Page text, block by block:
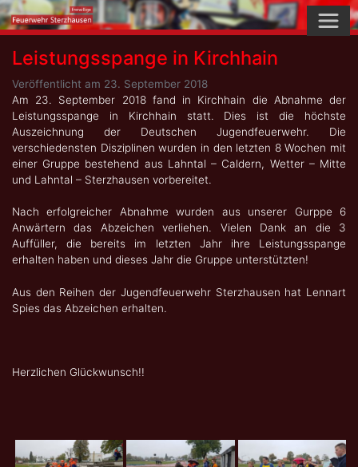
Skip
to
content
Leistungsspange in Kirchhain
Veröffentlicht am 23. September 2018
Am 23. September 2018 fand in Kirchhain die Abnahme der
Leistungsspange in Kirchhain statt. Dies ist die höchste
Auszeichnung der Deutschen Jugendfeuerwehr. Die
verschiedensten Disziplinen wurden in den letzten 8 Wochen mit
einer Gruppe bestehend aus Lahntal – Caldern, Wetter – Mitte
und Lahntal – Sterzhausen vorbereitet.
Nach erfolgreicher Abnahme wurden aus unserer Gurppe 6
Anwärtern das Abzeichen verliehen. Vielen Dank an die 3
Auffüller, die bereits im letzten Jahr ihre Leistungsspange
erhalten haben und dieses Jahr die Gruppe unterstützten!
Aus den Reihen der Jugendfeuerwehr Sterzhausen hat Lennart
Spies das Abzeichen erhalten.
Herzlichen Glückwunsch!!